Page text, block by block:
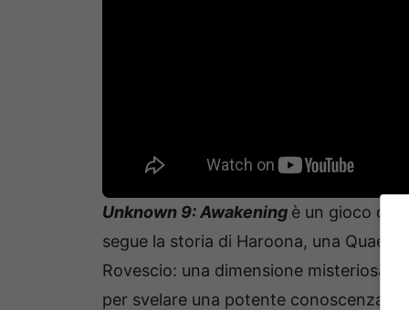
Unknown 9: Awakening è un gioco
segue la storia di Haroona, una
Rovescio: una dimensione misteriosa
per svelare una potente conoscenza